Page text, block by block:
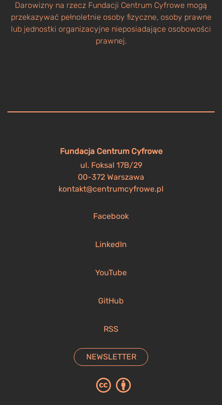
Darowizny na rzecz Fundacji Centrum Cyfrowe mogą
przekazywać pełnoletnie osoby fizyczne, osoby prawne
lub jednostki organizacyjne nieposiadające osobowości
prawnej.
Fundacja Centrum Cyfrowe
ul. Foksal 17B/29
00-372 Warszawa
kontakt@centrumcyfrowe.pl
Facebook
LinkedIn
YouTube
GitHub
RSS
NEWSLETTER